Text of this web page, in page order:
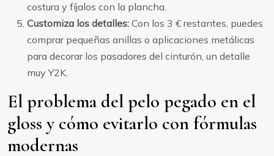
costura y fíjalos con la plancha.
Customiza los detalles: Con los 3 € restantes, puedes
comprar pequeñas anillas o aplicaciones metálicas
para decorar los pasadores del cinturón, un detalle
muy Y2K.
El problema del pelo pegado en el
gloss y cómo evitarlo con fórmulas
modernas